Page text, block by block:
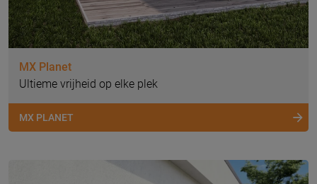
MX Planet
Ultieme vrijheid op elke plek
MX PLANET